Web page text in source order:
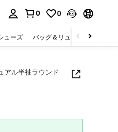
0 0
ューズ バッグ＆リュック
アル半袖ラウンド